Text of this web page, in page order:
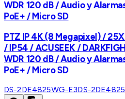
WDR 120 dB / Audio y
PoE+ / Micro SD
PTZ IP 4K (8 Megapixel) /
/ IP54 / ACUSEEK /
WDR 120 dB / Audio y
PoE+ / Micro SD
DS-2DE4825WG-E3DS-